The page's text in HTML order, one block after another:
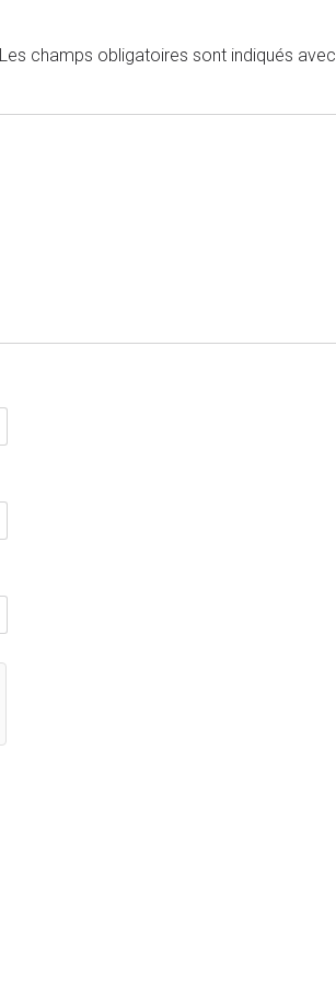
Les champs obligatoires sont indiqués avec